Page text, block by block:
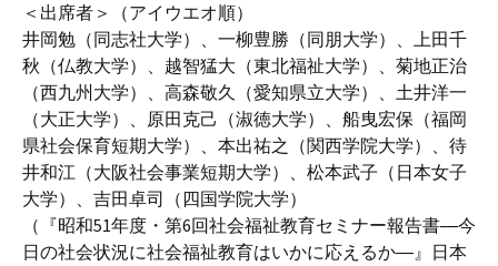
＜出席者＞（アイウエオ順）
井岡勉（同志社大学）、一柳豊勝（同朋大学）、上田千
秋（仏教大学）、越智猛大（東北福祉大学）、菊地正治
（西九州大学）、高森敬久（愛知県立大学）、土井洋一
（大正大学）、原田克己（淑徳大学）、船曳宏保（福岡
県社会保育短期大学）、本出祐之（関西学院大学）、待
井和江（大阪社会事業短期大学）、松本武子（日本女子
大学）、吉田卓司（四国学院大学）
（『昭和51年度・第6回社会福祉教育セミナー報告書―今
日の社会状況に社会福祉教育はいかに応えるか―』日本